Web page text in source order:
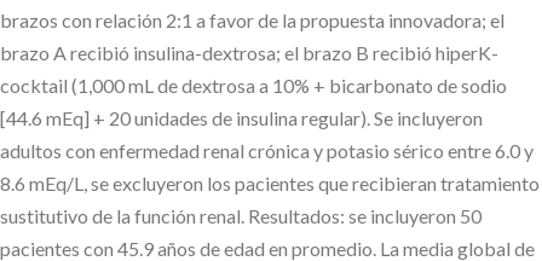
brazos con relación 2:1 a favor de la propuesta innovadora; el
brazo A recibió insulina-dextrosa; el brazo B recibió hiperK-
cocktail (1,000 mL de dextrosa a 10% + bicarbonato de sodio
[44.6 mEq] + 20 unidades de insulina regular). Se incluyeron
adultos con enfermedad renal crónica y potasio sérico entre 6.0 y
8.6 mEq/L, se excluyeron los pacientes que recibieran tratamiento
sustitutivo de la función renal. Resultados: se incluyeron 50
pacientes con 45.9 años de edad en promedio. La media global de